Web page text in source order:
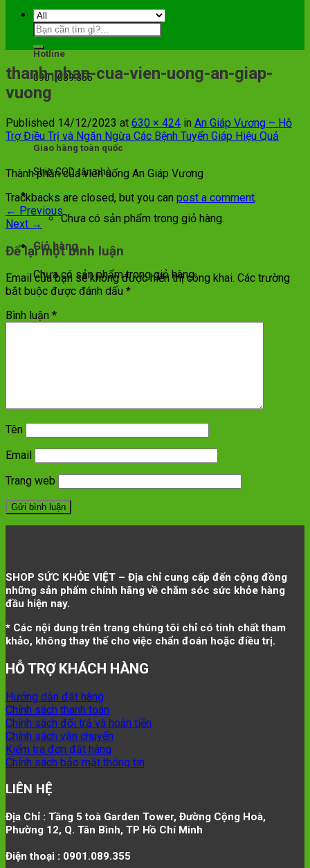
Hotline
0901.089.355
Giao hàng toàn quốc
Ship COD tận nhà
Giỏ hàng
Chưa có sản phẩm trong giỏ hàng.
Giỏ hàng
Chưa có sản phẩm trong giỏ hàng.
thanh-phan-cua-vien-uong-an-giap-
vuong
Published 14/12/2023 at 630 × 424 in An Giáp Vương – Hỗ
Trợ Điều Trị và Ngăn Ngừa Các Bệnh Tuyến Giáp Hiệu Quả
Thành phần của viên uống An Giáp Vương
Trackbacks are closed, but you can post a comment.
← Previous
Next →
Để lại một bình luận
Email của bạn sẽ không được hiển thị công khai. Các trường
bắt buộc được đánh dấu *
Bình luận *
Tên
Email
Trang web
SHOP SỨC KHỎE VIỆT – Địa chỉ cung cấp đến cộng đồng
những sản phẩm chính hãng về chăm sóc sức khỏe hàng
đầu hiện nay.
* Các nội dung trên trang chúng tôi chỉ có tính chất tham
khảo, không thay thế cho việc chẩn đoán hoặc điều trị.
HỖ TRỢ KHÁCH HÀNG
Hướng dẫn đặt hàng
Chính sách thanh toán
Chính sách đổi trả và hoàn tiền
Chính sách vận chuyển
Kiểm tra đơn đặt hàng
Chính sách bảo mật thông tin
LIÊN HỆ
Địa Chỉ : Tầng 5 toà Garden Tower, Đường Cộng Hoà,
Phường 12, Q. Tân Bình, TP Hồ Chí Minh
Điện thoại : 0901.089.355